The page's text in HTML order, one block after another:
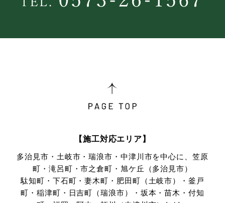
【施工対応エリア】
多治見市・土岐市・瑞浪市・中津川市を中心に、笠原
町・滝呂町・市之倉町・旭ケ丘（多治見市）
駄知町・下石町・妻木町・肥田町（土岐市）・釜戸
町・稲津町・日吉町（瑞浪市）・坂本・苗木・付知